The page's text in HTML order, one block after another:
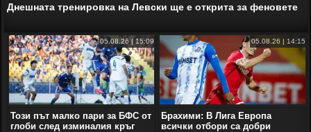
Днешната тренировка на Левски ще е открита за феновете
05.08.26 | 15:09
Този път малко пари за БФС от
глоби след изминалия кръг
05.08.26 | 14:15
Брахими: В Лига Европа
всички отбори са добри